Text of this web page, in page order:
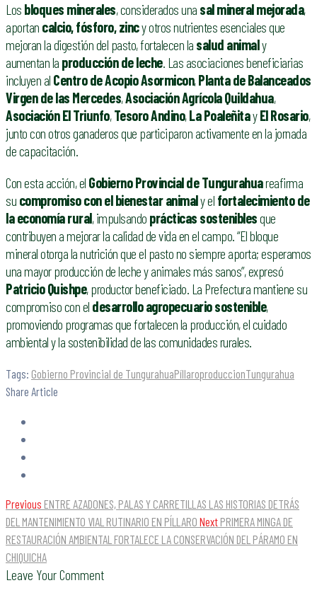
Los bloques minerales, considerados una sal mineral mejorada,
aportan calcio, fósforo, zincy otros nutrientes esenciales que
mejoran la digestión del pasto, fortalecen la salud animaly
aumentan la producción de leche. Las asociaciones beneficiarias
incluyen al Centro de Acopio Asormicon,Planta de Balanceados
Virgen de las Mercedes,Asociación Agrícola Quildahua,
Asociación El Triunfo,Tesoro Andino,La PoaleñitayEl Rosario,
junto con otros ganaderos que participaron activamente en la jornada
de capacitación.
Con esta acción, el Gobierno Provincial de Tungurahuareafirma
su compromiso con el bienestar animaly el fortalecimiento de
la economía rural, impulsando prácticas sosteniblesque
contribuyen a mejorar la calidad de vida en el campo. “El bloque
mineral otorga la nutrición que el pasto no siempre aporta; esperamos
una mayor producción de leche y animales más sanos”, expresó
Patricio Quishpe, productor beneficiado. La Prefectura mantiene su
compromiso con el desarrollo agropecuario sostenible,
promoviendo programas que fortalecen la producción, el cuidado
ambiental y la sostenibilidad de las comunidades rurales.
Tags: Gobierno Provincial de TungurahuaPíllaroproduccionTungurahua
Share Article
Previous ENTRE AZADONES, PALAS Y CARRETILLAS LAS HISTORIAS DETRÁS
DEL MANTENIMIENTO VIAL RUTINARIO EN PÍLLARO Next PRIMERA MINGA DE
RESTAURACIÓN AMBIENTAL FORTALECE LA CONSERVACIÓN DEL PÁRAMO EN
CHIQUICHA
Leave Your Comment